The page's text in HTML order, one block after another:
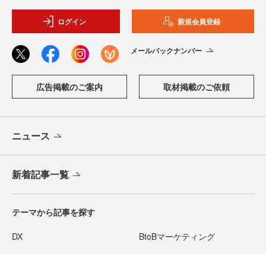
ログイン 新規会員登録
メールバックナンバー
広告掲載のご案内 取材掲載のご依頼
ニュース
新着記事一覧
テーマから記事を探す
DX BtoBマーケティング